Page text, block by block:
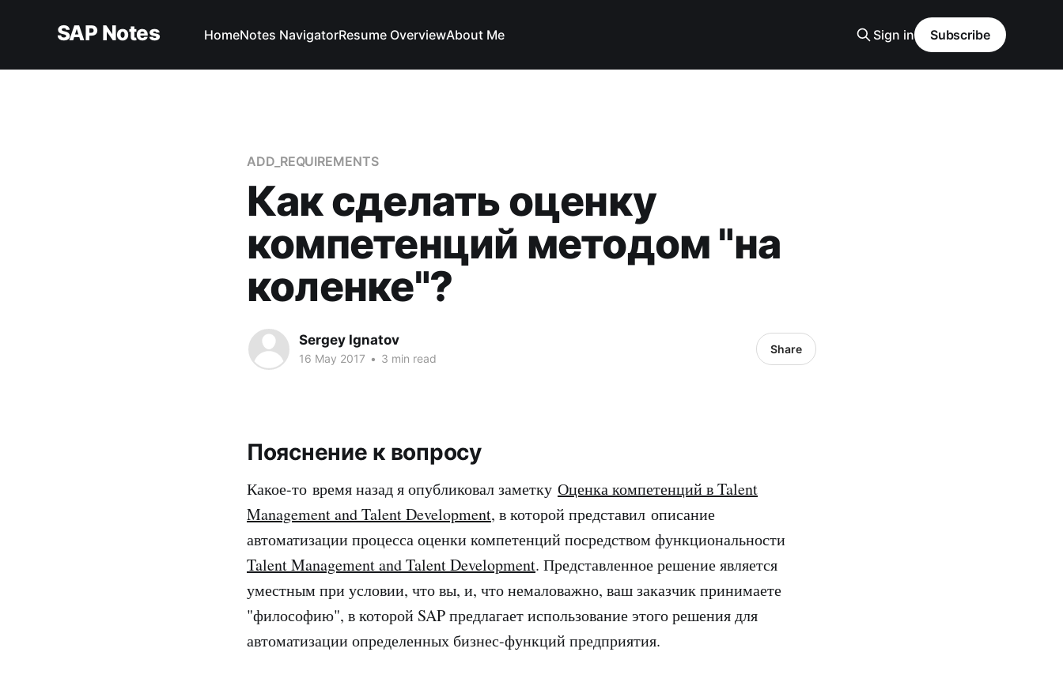
SAP Notes HomeNotes NavigatorResume OverviewAbout Me Sign in Subscribe
ADD_REQUIREMENTS
Как сделать оценку
компетенций методом "на
коленке"?
Sergey Ignatov
16 May 2017 • 3 min read
Share
Пояснение к вопросу
Какое-то время назад я опубликовал заметку Оценка компетенций в Talent
Management and Talent Development, в которой представил описание
автоматизации процесса оценки компетенций посредством функциональности
Talent Management and Talent Development. Представленное решение является
уместным при условии, что вы, и, что немаловажно, ваш заказчик принимаете
"философию", в которой SAP предлагает использование этого решения для
автоматизации определенных бизнес-функций предприятия.